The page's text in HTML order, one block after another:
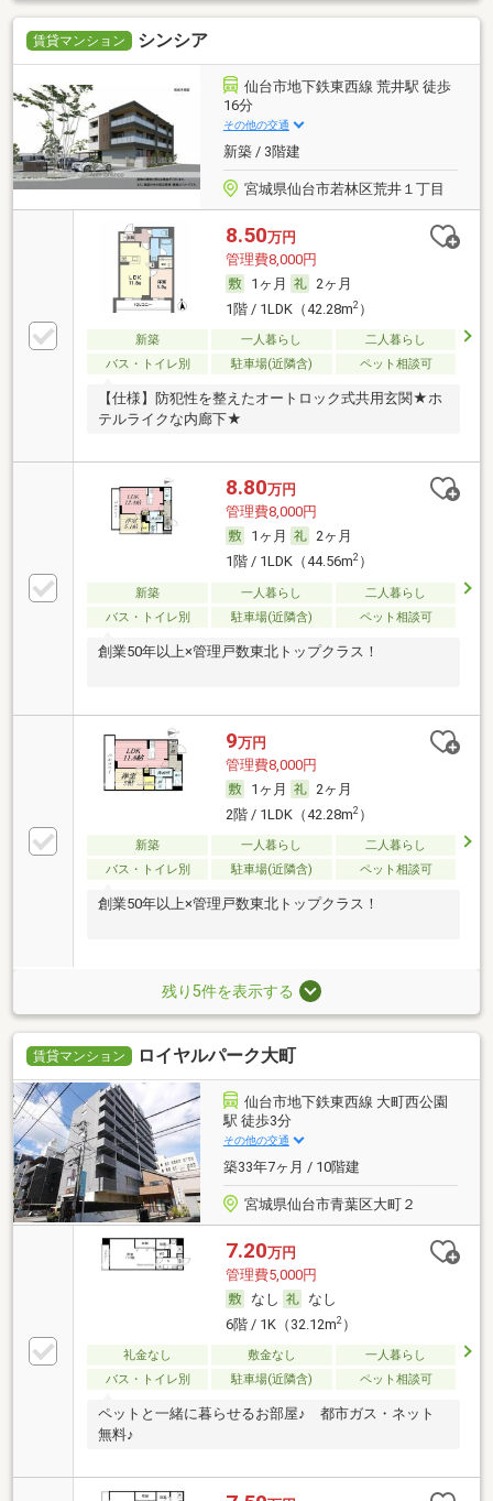
賃貸マンション シンシア
仙台市地下鉄東西線 荒井駅 徒歩
16分
その他の交通
新築 / 3階建
宮城県仙台市若林区荒井１丁目
8.50万円
管理費8,000円
1ヶ月
2ヶ月
1階 / 1LDK（42.28m2）
新築 一人暮らし
二人暮らし
バス・トイレ別
駐車場(近隣含) ペット相談可
【仕様】防犯性を整えたオートロック式共用玄関★ホ
テルライクな内廊下★
8.80万円
管理費8,000円
1ヶ月
2ヶ月
1階 / 1LDK（44.56m2）
新築 一人暮らし
二人暮らし
バス・トイレ別
駐車場(近隣含) ペット相談可
創業50年以上×管理戸数東北トップクラス！
9万円
管理費8,000円
1ヶ月
2ヶ月
2階 / 1LDK（42.28m2）
新築 一人暮らし
二人暮らし
バス・トイレ別
駐車場(近隣含) ペット相談可
創業50年以上×管理戸数東北トップクラス！
残り5件を表示する
賃貸マンション ロイヤルパーク大町
仙台市地下鉄東西線 大町西公園
駅 徒歩3分
その他の交通
築33年7ヶ月 / 10階建
宮城県仙台市青葉区大町２
7.20万円
管理費5,000円
なし
なし
6階 / 1K（32.12m2）
礼金なし 敷金なし
一人暮らし
バス・トイレ別
駐車場(近隣含) ペット相談可
ペットと一緒に暮らせるお部屋♪ 都市ガス・ネット
無料♪